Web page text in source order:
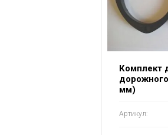
Комплект
мм)
Артикул: